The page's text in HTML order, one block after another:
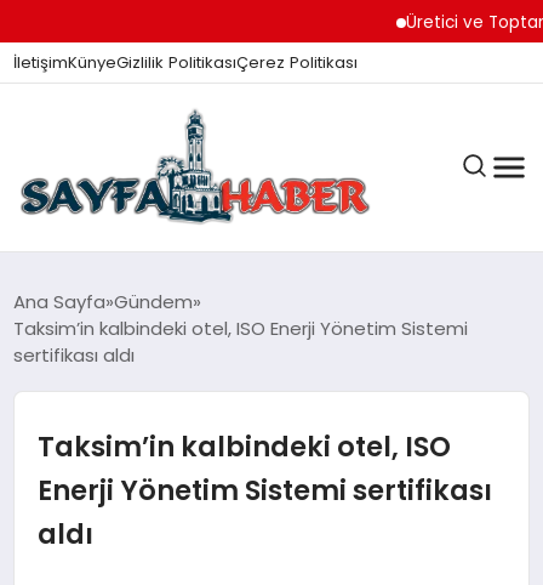
Üretici ve Toptancılar
İletişimKünyeGizlilik PolitikasıÇerez Politikası
ANA SAYFA
GÜNDEM
İZMIR HABERLERI
Ana Sayfa Gündem
Taksim’in kalbindeki otel, ISO Enerji Yönetim Sistemi
sertifikası aldı
Taksim’in kalbindeki otel, ISO
Enerji Yönetim Sistemi sertifikası
aldı